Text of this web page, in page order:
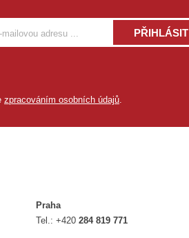
PŘIHLÁSIT
zpracováním osobních údajů.
Praha
Tel.:+420284 819 771